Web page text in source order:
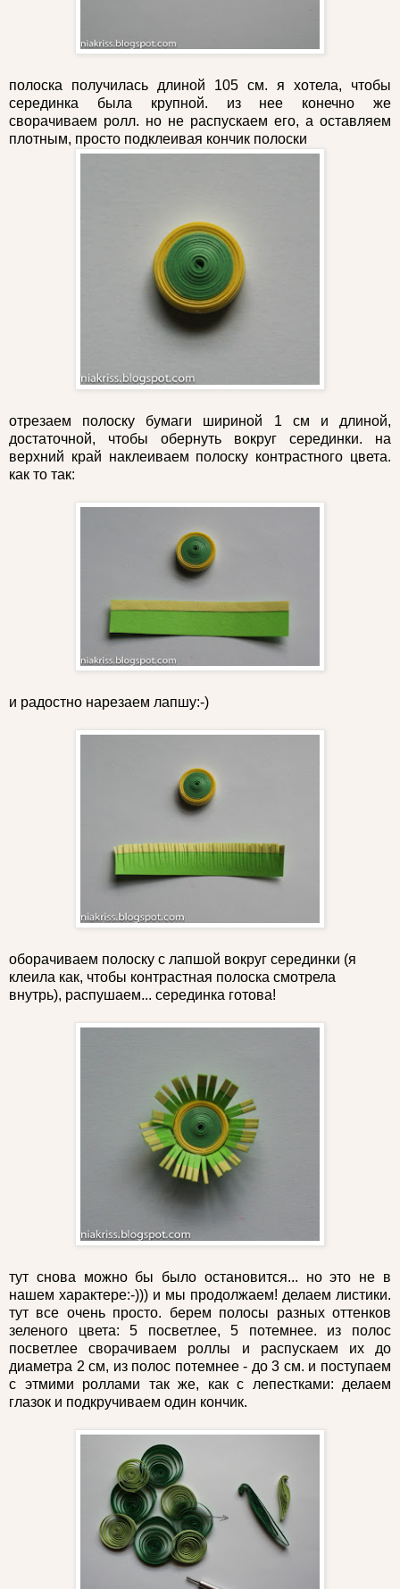
полоска получилась длиной 105 см. я хотела, чтобы
серединка была крупной. из нее конечно же
сворачиваем ролл. но не распускаем его, а оставляем
плотным, просто подклеивая кончик полоски
отрезаем полоску бумаги шириной 1 см и длиной,
достаточной, чтобы обернуть вокруг серединки. на
верхний край наклеиваем полоску контрастного цвета.
как то так:
и радостно нарезаем лапшу:-)
оборачиваем полоску с лапшой вокруг серединки (я
клеила как, чтобы контрастная полоска смотрела
внутрь), распушаем... серединка готова!
тут снова можно бы было остановится... но это не в
нашем характере:-))) и мы продолжаем! делаем листики.
тут все очень просто. берем полосы разных оттенков
зеленого цвета: 5 посветлее, 5 потемнее. из полос
посветлее сворачиваем роллы и распускаем их до
диаметра 2 см, из полос потемнее - до 3 см. и поступаем
с этмими роллами так же, как с лепестками: делаем
глазок и подкручиваем один кончик.